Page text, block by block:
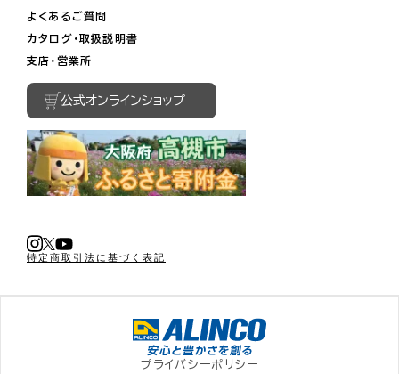
よくあるご質問
カタログ・取扱説明書
支店・営業所
公式オンラインショップ
特定商取引法に基づく表記
プライバシーポリシー